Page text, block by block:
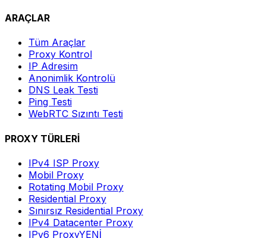
ARAÇLAR
Tüm Araçlar
Proxy Kontrol
IP Adresim
Anonimlik Kontrolü
DNS Leak Testi
Ping Testi
WebRTC Sızıntı Testi
PROXY TÜRLERİ
IPv4 ISP Proxy
Mobil Proxy
Rotating Mobil Proxy
Residential Proxy
Sınırsız Residential Proxy
IPv4 Datacenter Proxy
IPv6 ProxyYENİ